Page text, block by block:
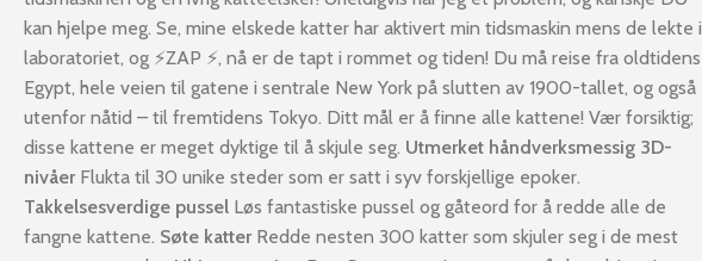
kan hjelpe meg. Se, mine elskede katter har aktivert min tidsmaskin mens de lekte i
laboratoriet, og ⚡ZAP ⚡, nå er de tapt i rommet og tiden! Du må reise fra oldtidens
Egypt, hele veien til gatene i sentrale New York på slutten av 1900-tallet, og også
utenfor nåtid – til fremtidens Tokyo. Ditt mål er å finne alle kattene! Vær forsiktig;
disse kattene er meget dyktige til å skjule seg. Utmerket håndverksmessig 3D-
nivåer Flukta til 30 unike steder som er satt i syv forskjellige epoker.
Takkelsesverdige pussel Løs fantastiske pussel og gåteord for å redde alle de
fangne kattene. Søte katter Redde nesten 300 katter som skjuler seg i de mest